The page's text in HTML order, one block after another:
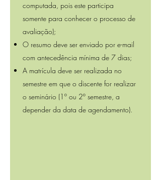
computada, pois este participa
somente para conhecer o processo de
avaliação);
O resumo deve ser enviado por e-mail
com antecedência mínima de 7 dias;
A matrícula deve ser realizada no
semestre em que o discente for realizar
o seminário (1º ou 2º semestre, a
depender da data de agendamento).